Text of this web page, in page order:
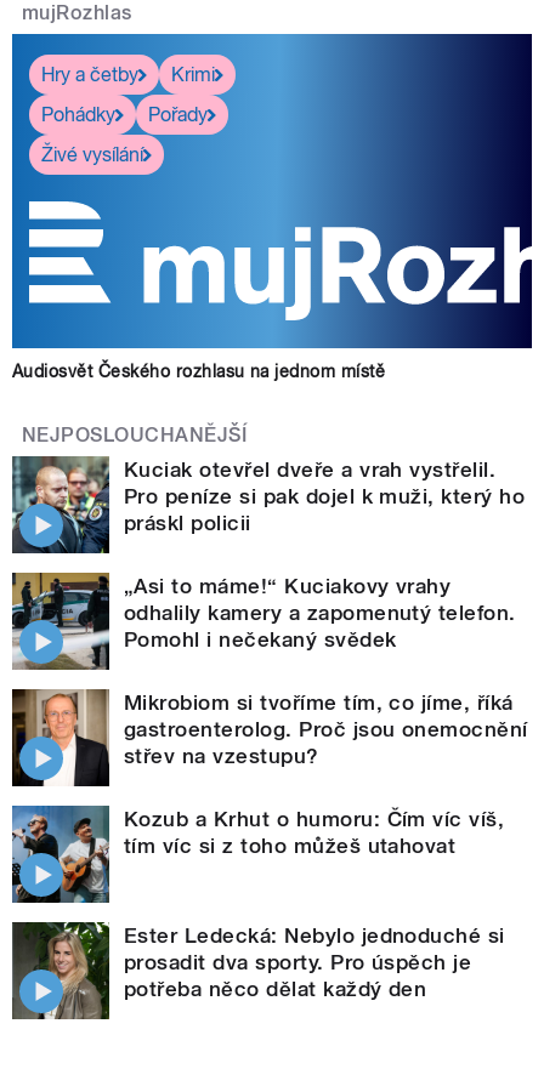
mujRozhlas
Hry a četby
Krimi
Pohádky
Pořady
Živé vysílání
Audiosvět Českého rozhlasu na jednom místě
NEJPOSLOUCHANĚJŠÍ
Kuciak otevřel dveře a vrah vystřelil.
Pro peníze si pak dojel k muži, který ho
práskl policii
„Asi to máme!“ Kuciakovy vrahy
odhalily kamery a zapomenutý telefon.
Pomohl i nečekaný svědek
Mikrobiom si tvoříme tím, co jíme, říká
gastroenterolog. Proč jsou onemocnění
střev na vzestupu?
Kozub a Krhut o humoru: Čím víc víš,
tím víc si z toho můžeš utahovat
Ester Ledecká: Nebylo jednoduché si
prosadit dva sporty. Pro úspěch je
potřeba něco dělat každý den